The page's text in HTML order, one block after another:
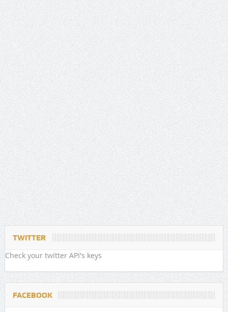
TWITTER
Check your twitter API's keys
FACEBOOK